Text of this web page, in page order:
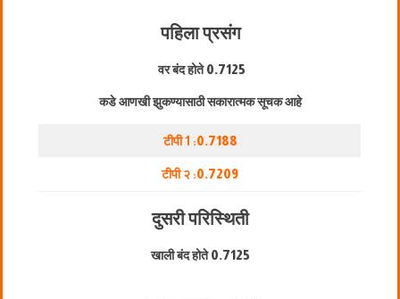
पहिला प्रसंग
वर बंद होते0.7125
कडे आणखी झुकण्यासाठी सकारात्मक सूचक आहे
टीपी 1 :0.7188
टीपी २ :0.7209
दुसरी परिस्थिती
खाली बंद होते0.7125